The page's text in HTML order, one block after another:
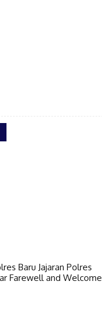
Baru Jajaran Polres
Farewell and Welcome